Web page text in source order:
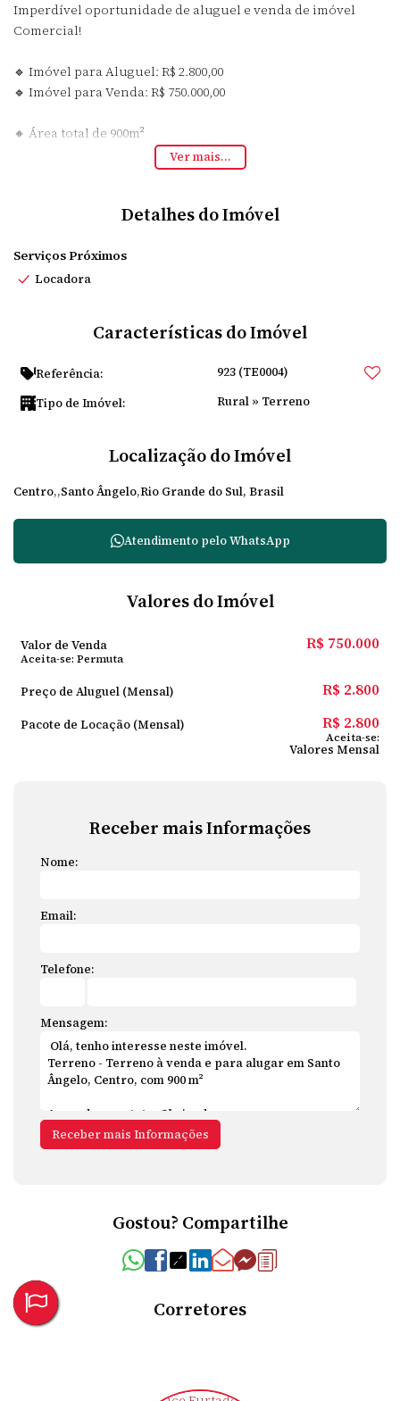
Imperdível oportunidade de aluguel e venda de imóvel
Comercial!
🔹 Imóvel para Aluguel: R$ 2.800,00
🔹 Imóvel para Venda: R$ 750.000,00
🔸 Área total de 900m²
🔸 Área do terreno de 900m²
incrível, perfeito para quem busca tranquilidade e contato
maravilhosa locadora!
Ver mais...
Detalhes do Imóvel
Serviços Próximos
Locadora
Características do Imóvel
Referência: 923 (TE0004)
Tipo de Imóvel: Rural » Terreno
Localização do Imóvel
Centro Santo Ângelo Rio Grande do Sul, Brasil
Atendimento peloWhatsApp
Valores do Imóvel
R$ 750.000
Valor de Venda
Aceita-se: Permuta
R$ 2.800
Preço de Aluguel (Mensal)
Valores Mensal
Aceita-se:
R$ 2.800
Pacote de Locação (Mensal)
Receber mais Informações
Nome:
Email:
Telefone:
Mensagem:
Gostou? Compartilhe
Corretores